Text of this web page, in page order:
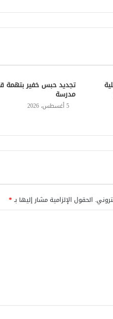
تجديد حبس خفير بتهمة
مدرسة
5 أغسطس، 2026
الحقول الإلزامية مشار إليها بـ*